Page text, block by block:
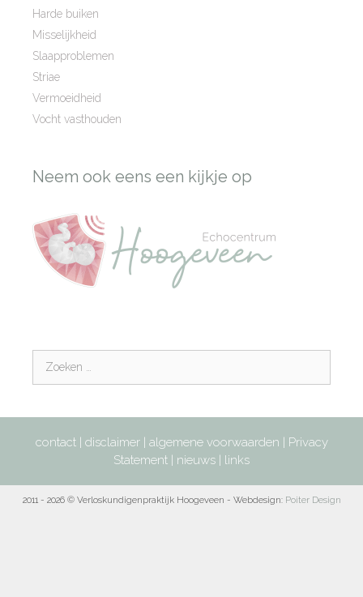
Harde buiken
Misselijkheid
Slaapproblemen
Striae
Vermoeidheid
Vocht vasthouden
Neem ook eens een kijkje op
contact| disclaimer| algemene voorwaarden | Privacy
Statement | nieuws | links
2011 - 2026 © Verloskundigenpraktijk Hoogeveen - Webdesign: Poiter Design